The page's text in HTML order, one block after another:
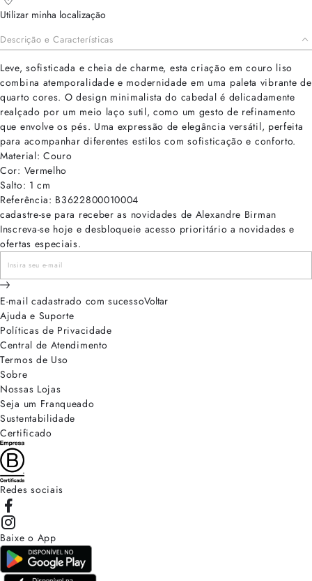
Utilizar minha localização
Descrição e Características
Leve, sofisticada e cheia de charme, esta criação em couro liso
combina atemporalidade e modernidade em uma paleta vibrante de
quarto cores. O design minimalista do cabedal é delicadamente
realçado por um meio laço sutil, como um gesto de refinamento
que envolve os pés. Uma expressão de elegância versátil, perfeita
para acompanhar diferentes estilos com sofisticação e conforto.
Material: Couro
Cor: Vermelho
Salto: 1 cm
Referência: B3622800010004
cadastre-se para receber as novidades de Alexandre Birman
Inscreva-se hoje e desbloqueie acesso prioritário a novidades e
ofertas especiais.
E-mail cadastrado com sucessoVoltar
Ajuda e Suporte
Políticas de Privacidade
Central de Atendimento
Termos de Uso
Sobre
Nossas Lojas
Seja um Franqueado
Sustentabilidade
Certificado
Redes sociais
Baixe o App